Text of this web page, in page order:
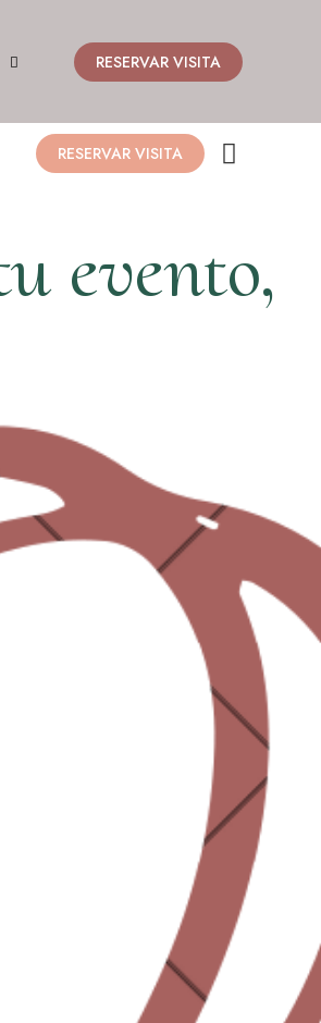
RESERVAR VISITA
RESERVAR VISITA
evento,